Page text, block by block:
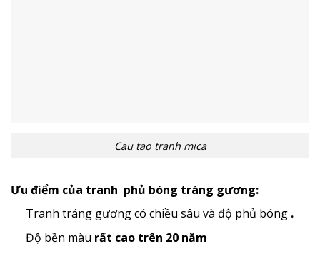
Cau tao tranh mica
Ưu điểm của tranh phủ bóng tráng gương:
Tranh tráng gương có chiều sâu và độ phủ bóng .
Độ bền màu rất cao trên 20 năm